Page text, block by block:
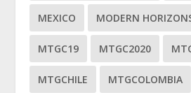
MEXICO MODERN
MTGC19 MTGC2020
MTGCHILE MTGCOLOMBIA